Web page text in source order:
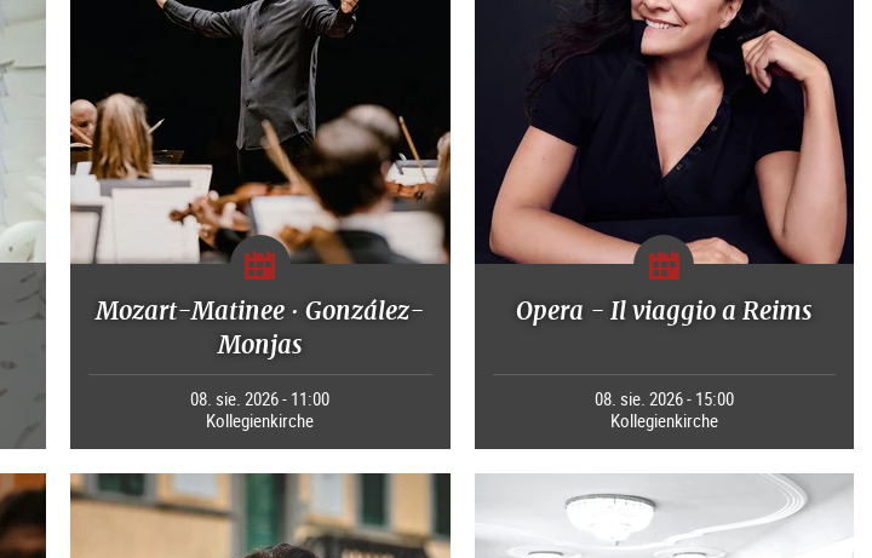
Mozart-Matinee · González-
Monjas
08. sie. 2026 - 11:00
Kollegienkirche
Opera - Il viaggio a Reims
08. sie. 2026 - 15:00
Kollegienkirche